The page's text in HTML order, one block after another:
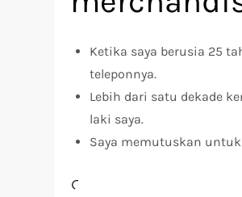
Ketika saya berusia 25
teleponnya.
Lebih dari satu dekade
laki saya.
Saya memutuskan